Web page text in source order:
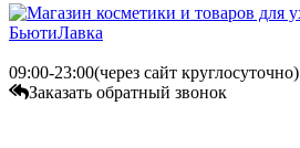
09:00-23:00(через сайт круглосуточно)
Заказать обратный звонок